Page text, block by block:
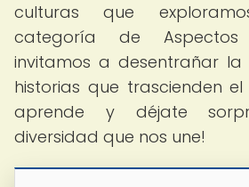
culturas que
categoría de Aspectos
invitamos a desentrañar
historias que trascienden el
aprende y déjate
diversidad que nos une!